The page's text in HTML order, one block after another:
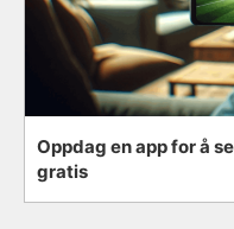
Oppdag en app for å
gratis